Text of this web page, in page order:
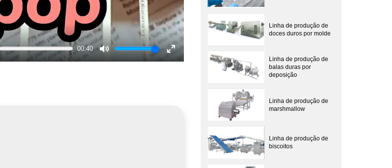
00:40
Mute
Enter
Linha de produção de
doces duros por molde
Linha de produção de
balas duras por
deposição
Linha de produção de
marshmallow
Linha de produção de
biscoitos